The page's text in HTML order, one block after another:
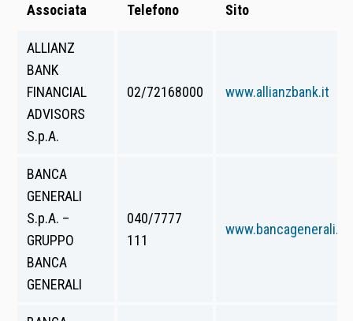
Associata Telefono Sito
ALLIANZ
BANK
FINANCIAL
ADVISORS
S.p.A.
02/72168000 www.allianzbank.it
BANCA
GENERALI
S.p.A. –
GRUPPO
BANCA
GENERALI
040/7777
111